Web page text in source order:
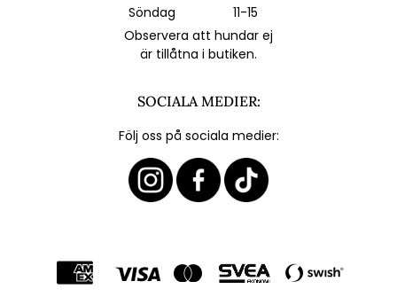
Söndag
11-15
Observera att hundar ej
är tillåtna i butiken.
SOCIALA MEDIER:
Följ oss på sociala medier: